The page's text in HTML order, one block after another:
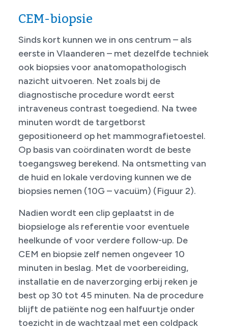
CEM-biopsie
Sinds kort kunnen we in ons centrum – als
eerste in Vlaanderen – met dezelfde techniek
ook biopsies voor anatomopathologisch
nazicht uitvoeren. Net zoals bij de
diagnostische procedure wordt eerst
intraveneus contrast toegediend. Na twee
minuten wordt de targetborst
gepositioneerd op het mammografietoestel.
Op basis van coördinaten wordt de beste
toegangsweg berekend. Na ontsmetting van
de huid en lokale verdoving kunnen we de
biopsies nemen (10G – vacuüm) (Figuur 2).
Nadien wordt een clip geplaatst in de
biopsieloge als referentie voor eventuele
heelkunde of voor verdere follow-up. De
CEM en biopsie zelf nemen ongeveer 10
minuten in beslag. Met de voorbereiding,
installatie en de naverzorging erbij reken je
best op 30 tot 45 minuten. Na de procedure
blijft de patiënte nog een halfuurtje onder
toezicht in de wachtzaal met een coldpack